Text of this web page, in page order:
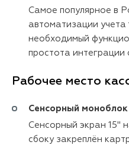
Самое популярное в
автоматизации учета
необходимый
простота интеграции
Рабочее место
Сенсорный моноблок
Сенсорный экран 15"
сбоку закреплён